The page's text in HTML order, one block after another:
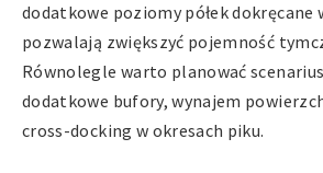
dodatkowe poziomy półek dokręcane
pozwalają zwiększyć pojemność
Równolegle warto planować
dodatkowe bufory, wynajem
cross-docking w okresach piku.